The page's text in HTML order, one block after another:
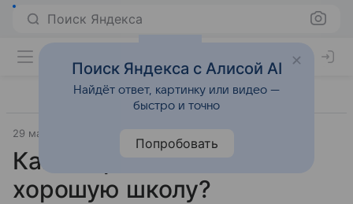
Поиск Яндекса
29 марта 2026
Какие признаки выдают
хорошую школу?
Поиск Яндекса с Алисой AI
Найдёт ответ, картинку или видео —
быстро и точно
Попробовать